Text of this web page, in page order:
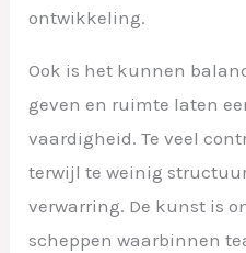
ontwikkeling.
Ook is het kunnen
geven en ruimte laten
vaardigheid. Te veel
terwijl te weinig
verwarring. De kunst is
scheppen waarbinnen